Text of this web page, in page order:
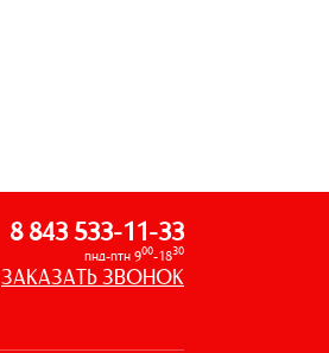
8 843 533-11-33
пнд-птн 900-1830
ЗАКАЗАТЬ ЗВОНОК